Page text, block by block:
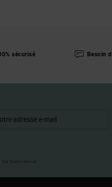
sécurisé Besoin
bienvenue